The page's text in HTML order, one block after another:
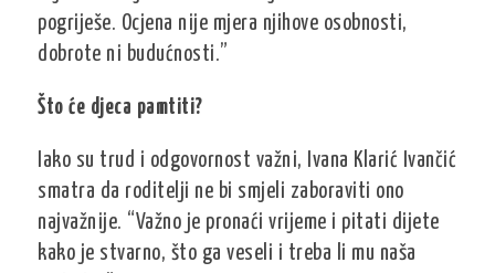
pogriješe. Ocjena nije mjera njihove osobnosti,
dobrote ni budućnosti.”
Što će djeca pamtiti?
Iako su trud i odgovornost važni, Ivana Klarić Ivančić
smatra da roditelji ne bi smjeli zaboraviti ono
najvažnije. “Važno je pronaći vrijeme i pitati dijete
kako je stvarno, što ga veseli i treba li mu naša